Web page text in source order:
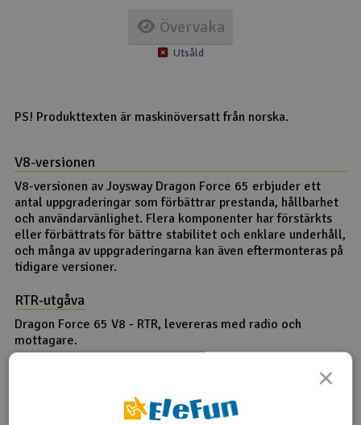
Övervaka
Utsåld
PS! Produkttexten är maskinöversatt från norska.
V8-versionen
V8-versionen av Joysway Dragon Force 65 erbjuder ett
antal uppgraderingar som förbättrar prestanda, hållbarhet
och användarvänlighet. Flera komponenter har förstärkts
eller förbättrats för bättre stabilitet och enklare underhåll,
och många av uppgraderingarna kan även eftermonteras på
tidigare versioner.
RTR-utgåva
Dragon Force 65 V8 - RTR, levereras med radio och
mottagare.
×